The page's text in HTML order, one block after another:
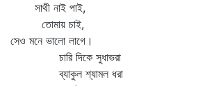
সাথী নাই পাই,
তোমায় চাই,
সেও মনে ভালো লাগে।
চারি দিকে সুধাভরা
ব্যাকুল শ্যামল ধরা